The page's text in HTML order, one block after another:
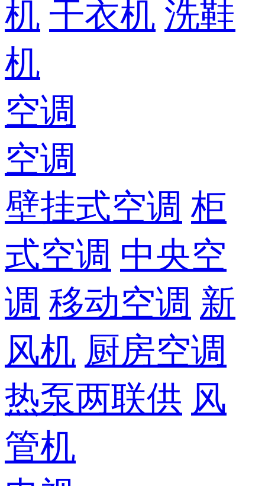
机 干衣机 洗鞋
机
空调
空调
壁挂式空调 柜
式空调 中央空
调 移动空调 新
风机 厨房空调
热泵两联供 风
管机